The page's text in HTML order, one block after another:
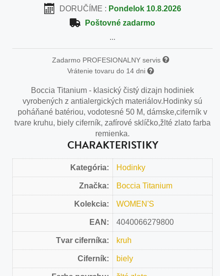
DORUČÍME : Pondelok 10.8.2026
Poštovné zadarmo
...
Zadarmo PROFESIONALNY servis
Vrátenie tovaru do 14 dni
Boccia Titanium - klasický čistý dizajn hodiniek
vyrobených z antialergických materiálov.Hodinky sú
poháňané batériou, vodotesné 50 M, dámske,ciferník v
tvare kruhu, biely ciferník, zafírové sklíčko,žlté zlato farba
remienka.
CHARAKTERISTIKY
Kategória: Hodinky
Značka: Boccia Titanium
Kolekcia: WOMEN'S
EAN: 4040066279800
Tvar ciferníka: kruh
Ciferník: biely